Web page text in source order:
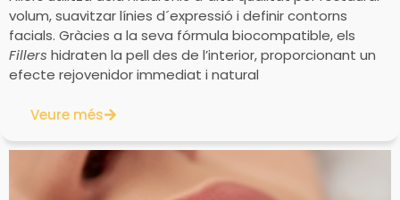
volum, suavitzar línies d´expressió i definir contorns
facials. Gràcies a la seva fórmula biocompatible, els
Fillers hidraten la pell des de l’interior, proporcionant un
efecte rejovenidor immediat i natural
Veure més